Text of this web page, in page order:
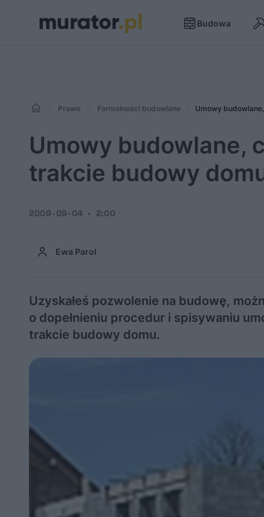
Budowa
Prawo Formalności budowlane Umowy
Umowy budowlane,
trakcie budowy
Ewa Parol
2009-09-04 2:00
Uzyskałeś pozwolenie na budowę,
o dopełnieniu procedur i spisywaniu
trakcie budowy domu.